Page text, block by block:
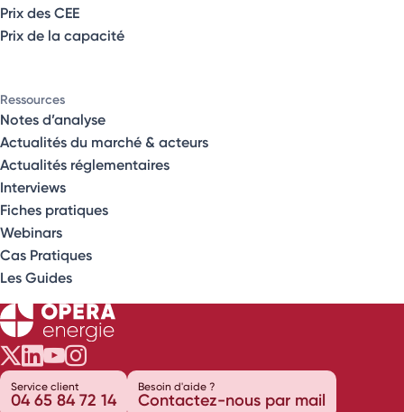
Prix des CEE
Prix de la capacité
Ressources
Notes d’analyse
Actualités du marché & acteurs
Actualités réglementaires
Interviews
Fiches pratiques
Webinars
Cas Pratiques
Les Guides
Opéra Énergie sur Twitter
Opéra Énergie sur LinkedIn
Opéra Énergie sur Youtube
Opéra Énergie sur Instagram
Service client
04 65 84 72 14
Besoin d'aide ?
Contactez-nous par mail